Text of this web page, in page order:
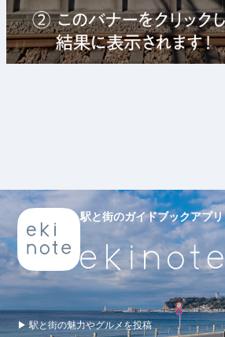
駅と街のガイドブックアプリ
▶ 駅と街の魅力やグルメを投稿